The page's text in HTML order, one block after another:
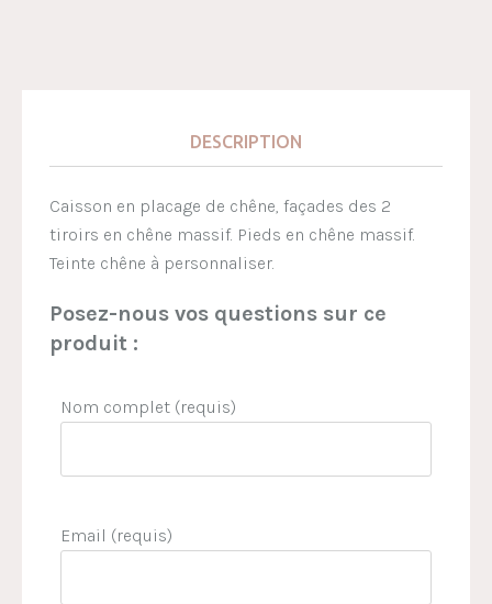
DESCRIPTION
Caisson en placage de chêne, façades des 2
tiroirs en chêne massif. Pieds en chêne massif.
Teinte chêne à personnaliser.
Posez-nous vos questions sur ce
produit :
Nom complet (requis)
Email (requis)